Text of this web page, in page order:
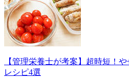
【管理栄養士が考案】超時短！
レシピ4選